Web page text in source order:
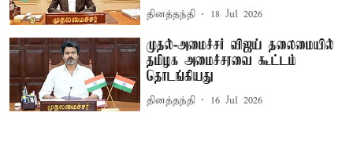
தினத்தந்தி 18 Jul 2026
முதல்-அமைச்சர் விஜய் தலைமையில்
தமிழக அமைச்சரவை கூட்டம்
தொடங்கியது
தினத்தந்தி 16 Jul 2026